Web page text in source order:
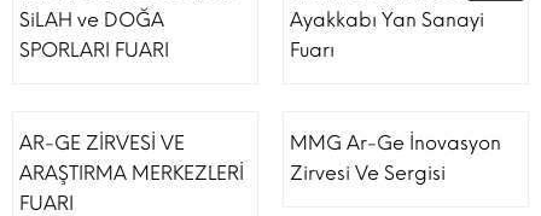
SiLAH ve DOĞA
SPORLARI FUARI
Ayakkabı Yan Sanayi
Fuarı
AR-GE ZİRVESİ VE
ARAŞTIRMA MERKEZLERİ
FUARI
MMG Ar-Ge İnovasyon
Zirvesi Ve Sergisi